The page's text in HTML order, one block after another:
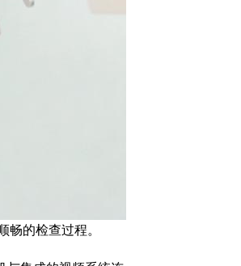
的检查过程。